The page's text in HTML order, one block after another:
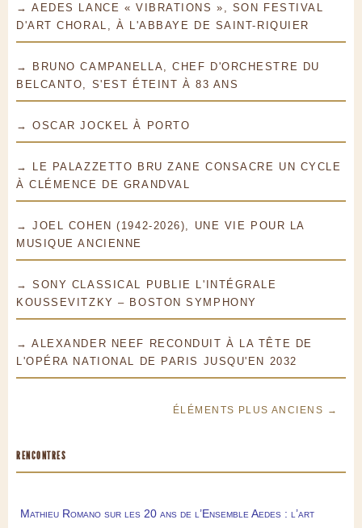
→ AEDES LANCE « VIBRATIONS », SON FESTIVAL
D'ART CHORAL, À L'ABBAYE DE SAINT-RIQUIER
→ BRUNO CAMPANELLA, CHEF D'ORCHESTRE DU
BELCANTO, S'EST ÉTEINT À 83 ANS
→ OSCAR JOCKEL À PORTO
→ LE PALAZZETTO BRU ZANE CONSACRE UN CYCLE
À CLÉMENCE DE GRANDVAL
→ JOEL COHEN (1942-2026), UNE VIE POUR LA
MUSIQUE ANCIENNE
→ SONY CLASSICAL PUBLIE L'INTÉGRALE
KOUSSEVITZKY – BOSTON SYMPHONY
→ ALEXANDER NEEF RECONDUIT À LA TÊTE DE
L'OPÉRA NATIONAL DE PARIS JUSQU'EN 2032
ÉLÉMENTS PLUS ANCIENS →
RENCONTRES
Mathieu Romano sur les 20 ans de l’Ensemble Aedes : l’art